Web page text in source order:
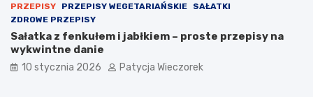
PRZEPISY PRZEPISY WEGETARIAŃSKIE
SAŁATKI
ZDROWE PRZEPISY
Sałatka z fenkułem i jabłkiem – proste przepisy na
wykwintne danie
10 stycznia 2026 Patycja Wieczorek